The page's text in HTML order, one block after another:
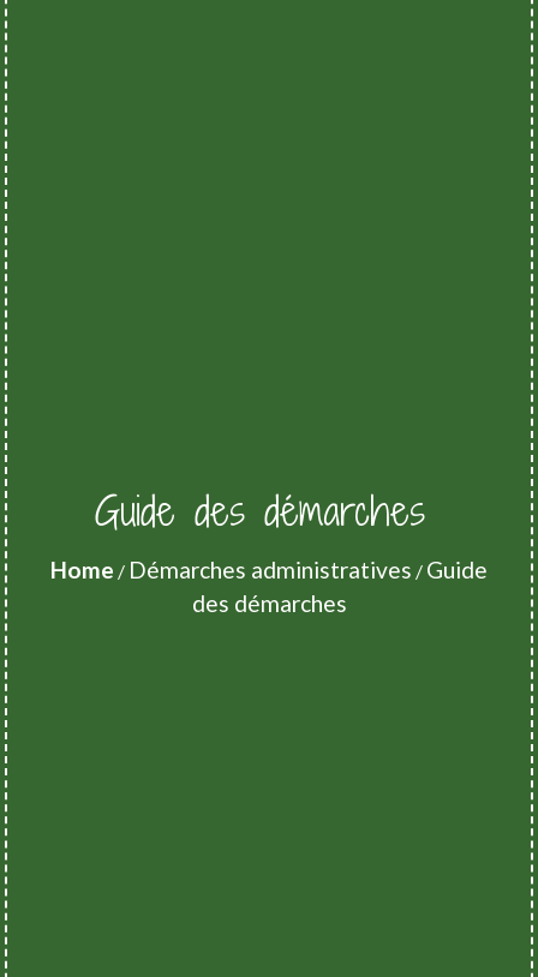
Guide des démarches
Home / Démarches administratives / Guide
des démarches